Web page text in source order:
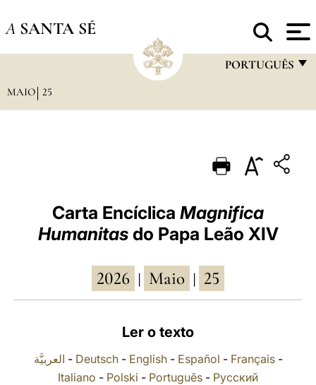
A SANTA SÉ
PORTUGUÊS
PORTUGUÊS
ESPAÑOL
DEUTSCH
MAIO 25
Carta Encíclica Magnifica
Humanitasdo Papa Leão XIV
2026 Maio 25
Ler o texto
العربيَّة - Deutsch- English- Español - Français-
Italiano - Polski - Português - Русский